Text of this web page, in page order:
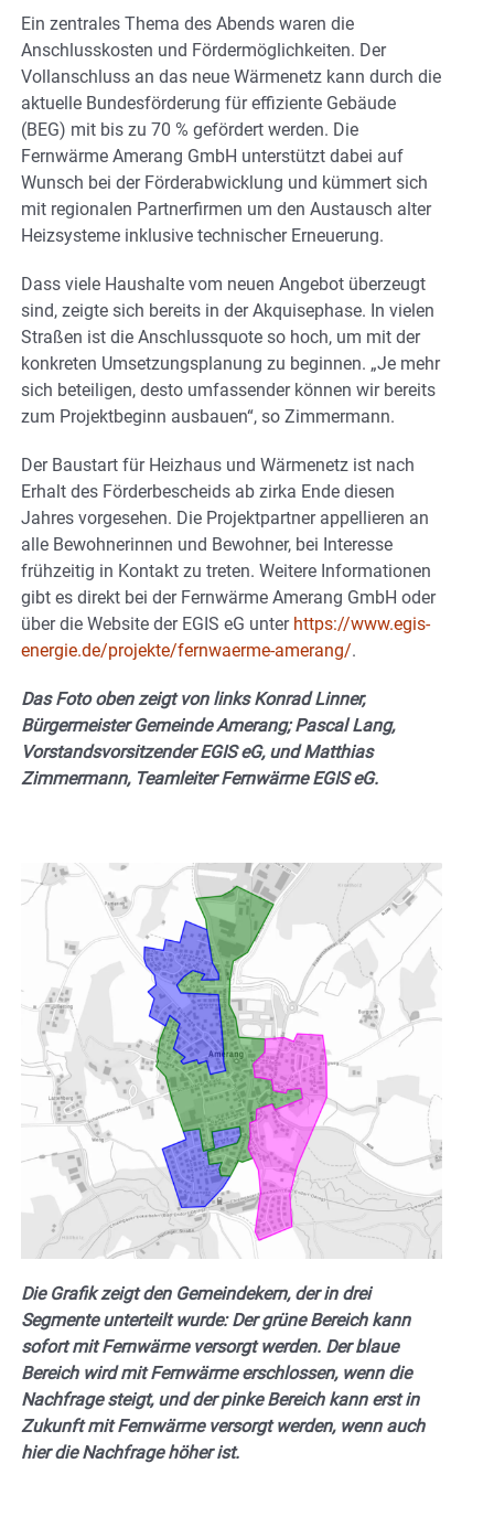
Ein zentrales Thema des Abends waren die
Anschlusskosten und Fördermöglichkeiten. Der
Vollanschluss an das neue Wärmenetz kann durch die
aktuelle Bundesförderung für effiziente Gebäude
(BEG) mit bis zu 70 % gefördert werden. Die
Fernwärme Amerang GmbH unterstützt dabei auf
Wunsch bei der Förderabwicklung und kümmert sich
mit regionalen Partnerfirmen um den Austausch alter
Heizsysteme inklusive technischer Erneuerung.
Dass viele Haushalte vom neuen Angebot überzeugt
sind, zeigte sich bereits in der Akquisephase. In vielen
Straßen ist die Anschlussquote so hoch, um mit der
konkreten Umsetzungsplanung zu beginnen. „Je mehr
sich beteiligen, desto umfassender können wir bereits
zum Projektbeginn ausbauen“, so Zimmermann.
Der Baustart für Heizhaus und Wärmenetz ist nach
Erhalt des Förderbescheids ab zirka Ende diesen
Jahres vorgesehen. Die Projektpartner appellieren an
alle Bewohnerinnen und Bewohner, bei Interesse
frühzeitig in Kontakt zu treten. Weitere Informationen
gibt es direkt bei der Fernwärme Amerang GmbH oder
über die Website der EGIS eG unter https://www.egis-
energie.de/projekte/fernwaerme-amerang/.
Das Foto oben zeigt von links Konrad Linner,
Bürgermeister Gemeinde Amerang; Pascal Lang,
Vorstandsvorsitzender EGIS eG, und Matthias
Zimmermann, Teamleiter Fernwärme EGIS eG.
Die Grafik zeigt den Gemeindekern, der in drei
Segmente unterteilt wurde: Der grüne Bereich kann
sofort mit Fernwärme versorgt werden. Der blaue
Bereich wird mit Fernwärme erschlossen, wenn die
Nachfrage steigt, und der pinke Bereich kann erst in
Zukunft mit Fernwärme versorgt werden, wenn auch
hier die Nachfrage höher ist.